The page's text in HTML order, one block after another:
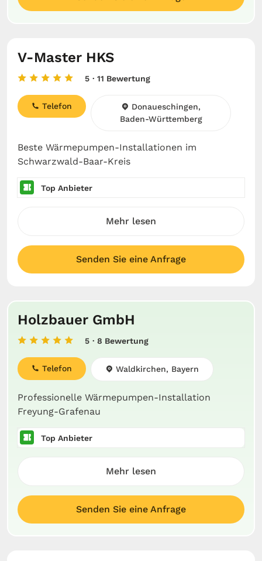
V-Master HKS
5 · 11 Bewertung
Beste Wärmepumpen-Installationen im
Schwarzwald-Baar-Kreis
Telefon
Donaueschingen,
Baden-Württemberg
Top Anbieter
Mehr lesen
Senden Sie eine Anfrage
Holzbauer GmbH
5 · 8 Bewertung
Professionelle Wärmepumpen-Installation
Freyung-Grafenau
Telefon Waldkirchen, Bayern
Top Anbieter
Mehr lesen
Senden Sie eine Anfrage